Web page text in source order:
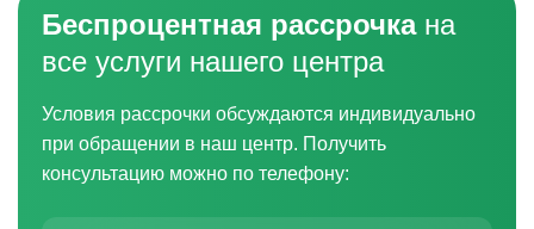
Беспроцентная рассрочкана
все услуги нашего центра
Условия рассрочки обсуждаются индивидуально
при обращении в наш центр. Получить
консультацию можно по телефону: